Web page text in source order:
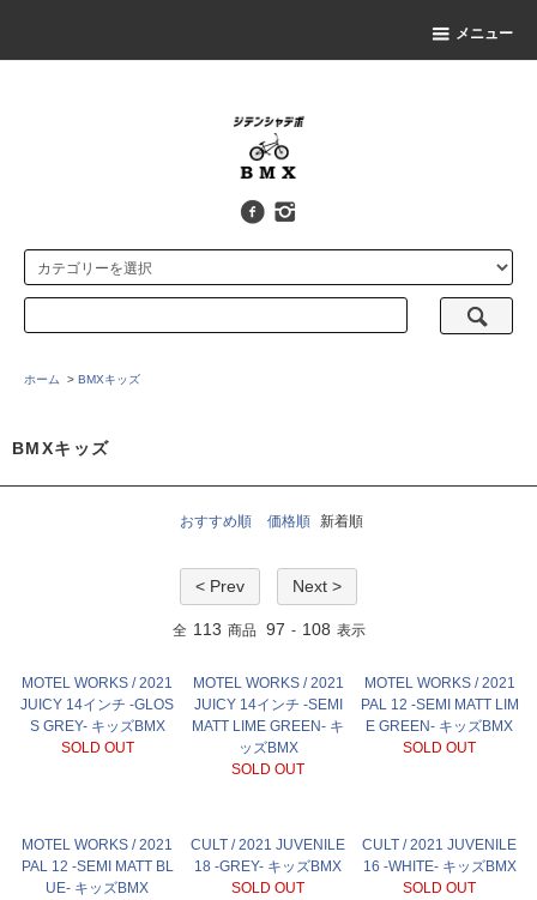
メニュー
ホーム > BMXキッズ
BMXキッズ
おすすめ順 価格順 新着順
< Prev Next >
全 113 商品 97 - 108 表示
MOTEL WORKS / 2021
JUICY 14インチ -GLOS
S GREY- キッズBMX
SOLD OUT
MOTEL WORKS / 2021
JUICY 14インチ -SEMI
MATT LIME GREEN- キ
ッズBMX
SOLD OUT
MOTEL WORKS / 2021
PAL 12 -SEMI MATT LIM
E GREEN- キッズBMX
SOLD OUT
MOTEL WORKS / 2021
PAL 12 -SEMI MATT BL
UE- キッズBMX
CULT / 2021 JUVENILE
18 -GREY- キッズBMX
SOLD OUT
CULT / 2021 JUVENILE
16 -WHITE- キッズBMX
SOLD OUT